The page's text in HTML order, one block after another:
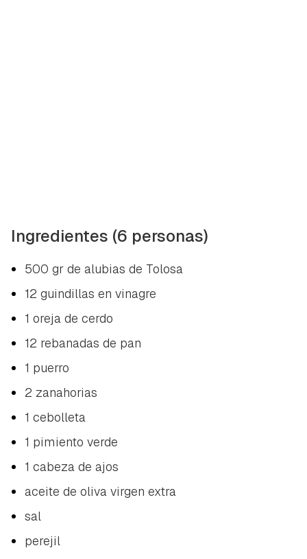
Ingredientes (6 personas)
500 gr de alubias de Tolosa
12 guindillas en vinagre
1 oreja de cerdo
12 rebanadas de pan
1 puerro
2 zanahorias
1 cebolleta
1 pimiento verde
1 cabeza de ajos
aceite de oliva virgen extra
sal
perejil